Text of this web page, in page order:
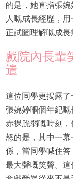
的是，她直指張
人嘅成長經歷，
正試圖理解嘅成長
戲院內長輩
遣
這位同學更揭露
張婉婷嗰個年紀
赤裸脆弱嘅時刻
怒的是，其中一
係，當同學喊住
最大聲嘅笑聲。